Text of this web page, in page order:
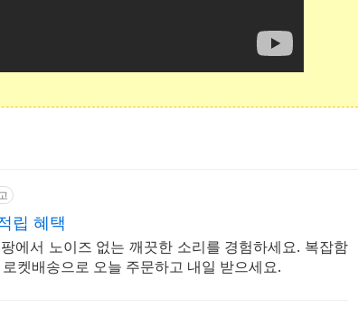
립 혜택
에서 노이즈 없는 깨끗한 소리를 경험하세요. 복잡함
켓배송으로 오늘 주문하고 내일 받으세요.